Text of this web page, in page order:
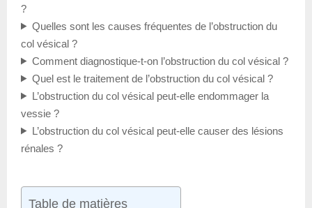
?
Quelles sont les causes fréquentes de l’obstruction du
col vésical ?
Comment diagnostique-t-on l’obstruction du col vésical ?
Quel est le traitement de l’obstruction du col vésical ?
L’obstruction du col vésical peut-elle endommager la
vessie ?
L’obstruction du col vésical peut-elle causer des lésions
rénales ?
Table de matières